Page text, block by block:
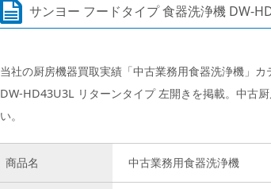
サンヨー フードタイプ 食器洗浄機 DW-
当社の厨房機器買取実績「中古業務用食器洗浄機」
DW-HD43U3L リターンタイプ 左開きを掲載。中古
い。
商品名 中古業務用食器洗浄機